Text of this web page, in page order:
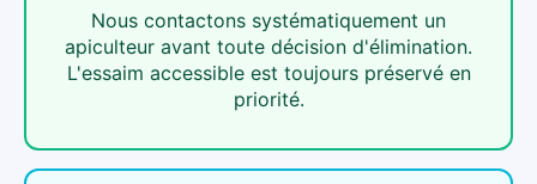
Nous contactons systématiquement un
apiculteur avant toute décision d'élimination.
L'essaim accessible est toujours préservé en
priorité.